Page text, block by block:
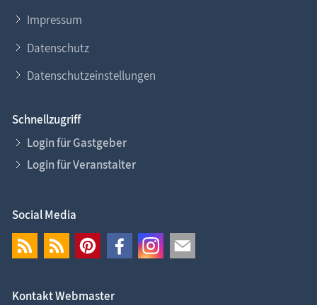
Impressum
Datenschutz
Datenschutzeinstellungen
Schnellzugriff
Login für Gastgeber
Login für Veranstalter
Social Media
Kontakt Webmaster